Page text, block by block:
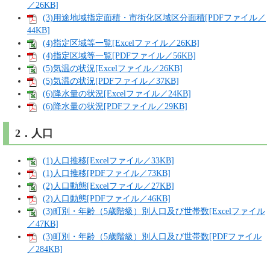
／26KB]
(3)用途地域指定面積・市街化区域区分面積[PDFファイル／
44KB]
(4)指定区域等一覧[Excelファイル／26KB]
(4)指定区域等一覧[PDFファイル／56KB]
(5)気温の状況[Excelファイル／26KB]
(5)気温の状況[PDFファイル／37KB]
(6)降水量の状況[Excelファイル／24KB]
(6)降水量の状況[PDFファイル／29KB]
2．人口
(1)人口推移[Excelファイル／33KB]
(1)人口推移[PDFファイル／73KB]
(2)人口動態[Excelファイル／27KB]
(2)人口動態[PDFファイル／46KB]
(3)町別・年齢（5歳階級）別人口及び世帯数[Excelファイル
／47KB]
(3)町別・年齢（5歳階級）別人口及び世帯数[PDFファイル
／284KB]